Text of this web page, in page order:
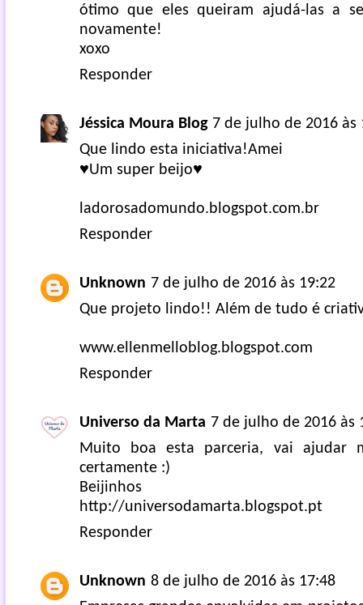
ótimo que eles queiram ajudá-las a
novamente!
xoxo
Responder
Jéssica Moura Blog 7 de julho de 2016 às
Que lindo esta iniciativa!Amei
♥Um super beijo♥
ladorosadomundo.blogspot.com.br
Responder
Unknown 7 de julho de 2016 às 19:22
Que projeto lindo!! Além de tudo é
www.ellenmelloblog.blogspot.com
Responder
Universo da Marta 7 de julho de 2016 às
Muito boa esta parceria, vai ajudar
certamente :)
Beijinhos
http://universodamarta.blogspot.pt
Responder
Unknown 8 de julho de 2016 às 17:48